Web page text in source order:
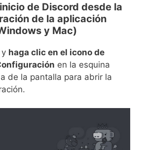
de Discord desde la
de la aplicación
y Mac)
haga clic en el icono de
en la esquina
de la pantalla para abrir la